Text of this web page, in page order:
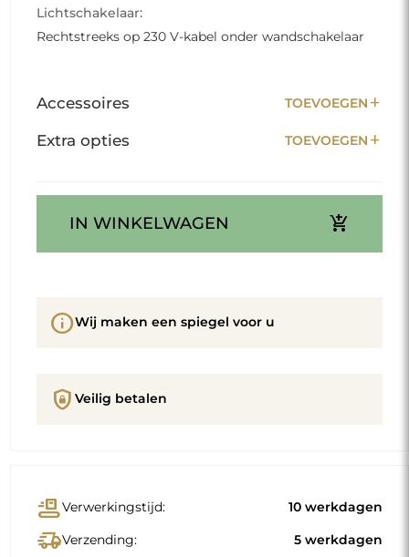
Lichtschakelaar:
Rechtstreeks op 230 V-kabel onder wandschakelaar
Accessoires TOEVOEGEN add
Extra opties TOEVOEGEN add
IN WINKELWAGEN add_shopping_cart
infoWij maken een spiegel voor u
shield_lock Veilig betalen
conveyor_beltVerwerkingstijd: 10 werkdagen
delivery_truck_speedVerzending: 5 werkdagen